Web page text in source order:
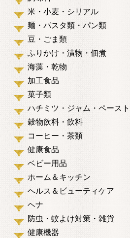
米・小麦・シリアル
麺・パスタ類・パン類
豆・ごま類
ふりかけ・漬物・佃煮
海藻・乾物
加工食品
菓子類
ハチミツ・ジャム・ペースト
穀物飲料・飲料
コーヒー・茶類
健康食品
ベビー用品
ホーム＆キッチン
ヘルス＆ビューティケア
ヘナ
防虫・蚊よけ対策・雑貨
健康機器